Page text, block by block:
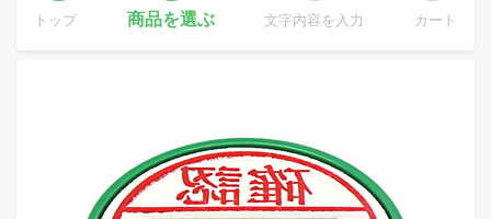
トップ 商品を選ぶ 文字内容を入力 カート